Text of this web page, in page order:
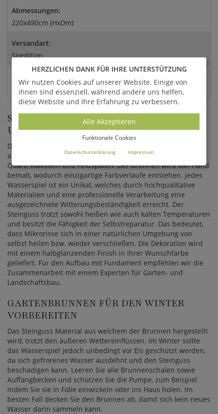
Abmessungen:
220x490cm (HxDm)
Versandart:
Spedition
4056026396630
SPRINGBRUNNEN FÜR GÄRTEN, PARKS
UND STÄDTE AUS STEINGUSS
Der Gartenbrunnen wird aus hochwertigem Kunststein
angefertigt und enthält unter anderem Bestandteile von
Quarz, Kalkstein und Feldspäten. Der Brunnen wird von Hand
bemalt, wodurch einzigartige Farbverläufe entstehen. Jedes
Wasserspiel ist ein Unikat, welches durch hochqualitative
Materialien und eine professionelle Verarbeitung eine
ausgezeichnete Witterungsbeständigkeit erreicht. Der
Steinguss trotzt sowohl heißen wie auch kalten Temperaturen
und besitzt die Fähigkeit der Selbstreparatur. Das bedeutet,
dass Mikrorisse sich in einer natürlichen Umgebung von
selbst heilen bzw. wieder verschließen. Die Dekoration wird
mit einem halbglänzenden Finish in Ihrer Wunschfarbe
geliefert. Für den Aufbau mit Fundament empfehlen wir die
Zusammenarbeit mit einem Experten für Garten- und
Landschaftsbau.
GARTENBRUNNEN FÜR DEN WINTER
VORBEREITEN
Das Steinguss Material aus welchem der Brunnen hergestellt
wird, trotzt den äußeren Wettereinflüssen. Im Winter sollte
das Wasserspiel jedoch unbedingt vor Eis geschützt werden,
da sich gefrorenes Wasser ausdehnt und den Steinguss
beschädigen kann. Leeren Sie alle Brunnenschalen sowie
Auffangbecken und schützen Sie die Pumpe, zum Beispiel
indem Sie sie in Folie einwickeln oder ins Haus holen. Im
besten Fall decken Sie den Brunnen ab, damit sich kein neues
Wasser darin sammeln kann.
HERZLICHEN DANK FÜR IHRE UNTERSTÜTZUNG
Wir nutzen Cookies auf unserer Website. Einige von
ihnen sind essenziell, während andere uns helfen,
diese Website und Ihre Erfahrung zu verbessern.
Alle Akzeptieren
Funktionale Cookies
Datenschutzerklärung Impressum